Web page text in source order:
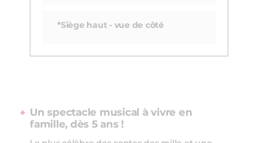
*Siège haut - vue de côté
Un spectacle musical à vivre en
famille, dès 5 ans !